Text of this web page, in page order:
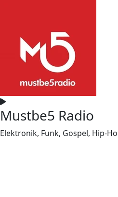
Mustbe5 Radio
Elektronik, Funk, Gospel, Hip-